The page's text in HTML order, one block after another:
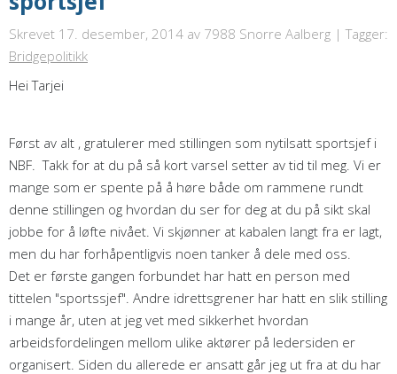
Skrevet 17. desember, 2014 av 7988 Snorre Aalberg | Tagger:
Bridgepolitikk
Hei Tarjei
Først av alt , gratulerer med stillingen som nytilsatt sportsjef i
NBF. Takk for at du på så kort varsel setter av tid til meg. Vi er
mange som er spente på å høre både om rammene rundt
denne stillingen og hvordan du ser for deg at du på sikt skal
jobbe for å løfte nivået. Vi skjønner at kabalen langt fra er lagt,
men du har forhåpentligvis noen tanker å dele med oss.
Det er første gangen forbundet har hatt en person med
tittelen "sportssjef". Andre idrettsgrener har hatt en slik stilling
i mange år, uten at jeg vet med sikkerhet hvordan
arbeidsfordelingen mellom ulike aktører på ledersiden er
organisert. Siden du allerede er ansatt går jeg ut fra at du har